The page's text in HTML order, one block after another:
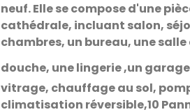
neuf. Elle se compose d'une
cathédrale, incluant salon,
chambres, un bureau, une
douche, une lingerie,un
vitrage, chauffage au sol,
climatisation réversible,10